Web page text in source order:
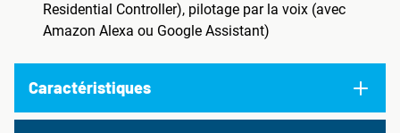
Residential Controller), pilotage par la voix (avec
Amazon Alexa ou Google Assistant)
Caractéristiques